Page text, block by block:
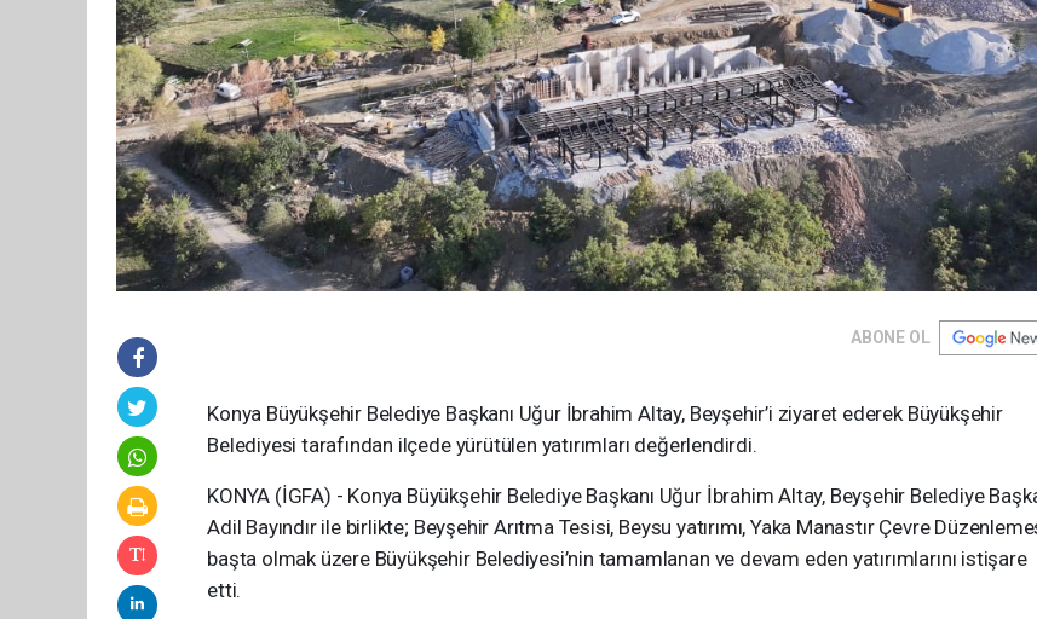
ABONE OL
Konya Büyükşehir Belediye Başkanı Uğur İbrahim Altay, Beyşehir’i ziyaret ederek Büyükşehir
Belediyesi tarafından ilçede yürütülen yatırımları değerlendirdi.
KONYA (İGFA) - Konya Büyükşehir Belediye Başkanı Uğur İbrahim Altay, Beyşehir Belediye
Adil Bayındır ile birlikte; Beyşehir Arıtma Tesisi, Beysu yatırımı, Yaka Manastır Çevre
başta olmak üzere Büyükşehir Belediyesi’nin tamamlanan ve devam eden yatırımlarını istişare
etti.